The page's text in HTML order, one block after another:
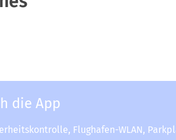
die App
Flughafen-WLAN,